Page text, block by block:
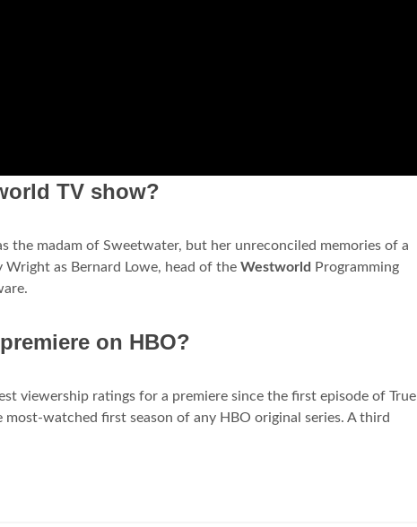
TV show?
the madam of Sweetwater, but her unreconciled memories of a
as Bernard Lowe, head of the Westworld Programming
on HBO?
viewership ratings for a premiere since the first episode of True
watched first season of any HBO original series. A third